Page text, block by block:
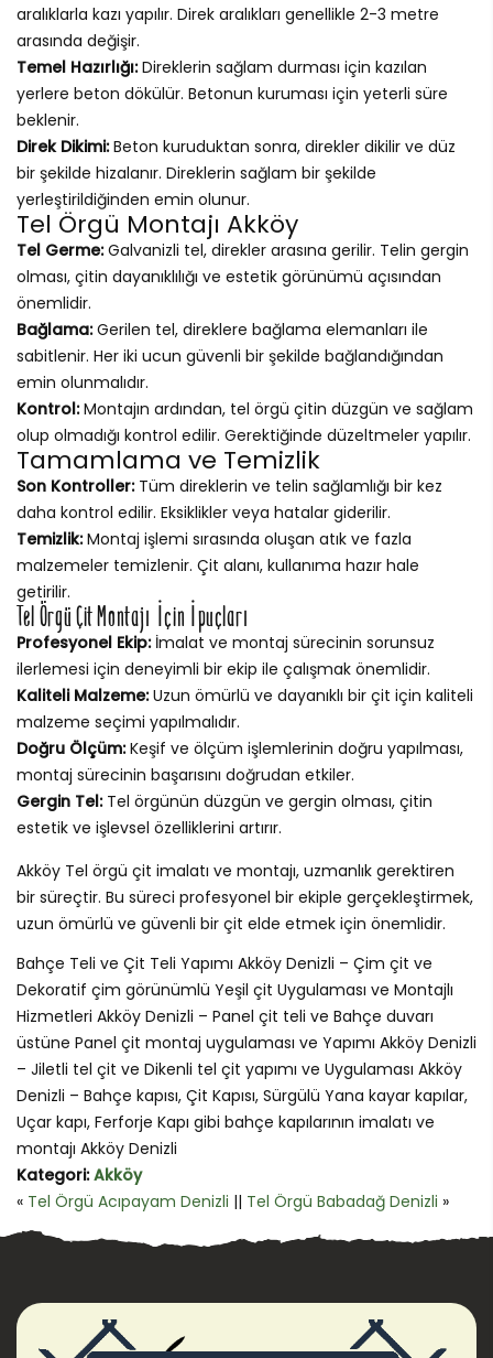
aralıklarla kazı yapılır. Direk aralıkları genellikle 2-3 metre
arasında değişir.
Temel Hazırlığı:Direklerin sağlam durması için kazılan
yerlere beton dökülür. Betonun kuruması için yeterli süre
beklenir.
Direk Dikimi:Beton kuruduktan sonra, direkler dikilir ve düz
bir şekilde hizalanır. Direklerin sağlam bir şekilde
yerleştirildiğinden emin olunur.
Tel Örgü Montajı Akköy
Tel Germe:Galvanizli tel, direkler arasına gerilir. Telin gergin
olması, çitin dayanıklılığı ve estetik görünümü açısından
önemlidir.
Bağlama:Gerilen tel, direklere bağlama elemanları ile
sabitlenir. Her iki ucun güvenli bir şekilde bağlandığından
emin olunmalıdır.
Kontrol:Montajın ardından, tel örgü çitin düzgün ve sağlam
olup olmadığı kontrol edilir. Gerektiğinde düzeltmeler yapılır.
Tamamlama ve Temizlik
Son Kontroller:Tüm direklerin ve telin sağlamlığı bir kez
daha kontrol edilir. Eksiklikler veya hatalar giderilir.
Temizlik:Montaj işlemi sırasında oluşan atık ve fazla
malzemeler temizlenir. Çit alanı, kullanıma hazır hale
getirilir.
Tel Örgü Çit Montajı İçin İpuçları
Profesyonel Ekip:İmalat ve montaj sürecinin sorunsuz
ilerlemesi için deneyimli bir ekip ile çalışmak önemlidir.
Kaliteli Malzeme:Uzun ömürlü ve dayanıklı bir çit için kaliteli
malzeme seçimi yapılmalıdır.
Doğru Ölçüm:Keşif ve ölçüm işlemlerinin doğru yapılması,
montaj sürecinin başarısını doğrudan etkiler.
Gergin Tel:Tel örgünün düzgün ve gergin olması, çitin
estetik ve işlevsel özelliklerini artırır.
Akköy Tel örgü çit imalatı ve montajı, uzmanlık gerektiren
bir süreçtir. Bu süreci profesyonel bir ekiple gerçekleştirmek,
uzun ömürlü ve güvenli bir çit elde etmek için önemlidir.
Bahçe Teli ve Çit Teli Yapımı Akköy Denizli – Çim çit ve
Dekoratif çim görünümlü Yeşil çit Uygulaması ve Montajlı
Hizmetleri Akköy Denizli – Panel çit teli ve Bahçe duvarı
üstüne Panel çit montaj uygulaması ve Yapımı Akköy Denizli
– Jiletli tel çit ve Dikenli tel çit yapımı ve Uygulaması Akköy
Denizli – Bahçe kapısı, Çit Kapısı, Sürgülü Yana kayar kapılar,
Uçar kapı, Ferforje Kapı gibi bahçe kapılarının imalatı ve
montajı Akköy Denizli
Kategori:Akköy
« Tel Örgü Acıpayam Denizli || Tel Örgü Babadağ Denizli »